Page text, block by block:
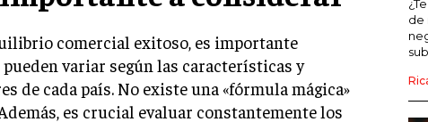
comercial exitoso, es importante
variar según las características y
de cada país. No existe una «fórmula mágica»
es crucial evaluar constantemente los
de